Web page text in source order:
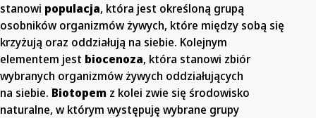
stanowi populacja, która jest określoną grupą
osobników organizmów żywych, które między sobą się
krzyżują oraz oddziałują na siebie. Kolejnym
elementem jest biocenoza, która stanowi zbiór
wybranych organizmów żywych oddziałujących
na siebie. Biotopem z kolei zwie się środowisko
naturalne, w którym występuję wybrane grupy